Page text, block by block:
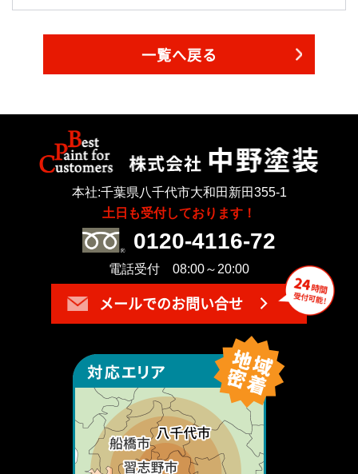
一覧へ戻る
本社:千葉県八千代市大和田新田355-1
土日も受付しております！
0120-4116-72
電話受付 08:00～20:00
メールでのお問い合せ